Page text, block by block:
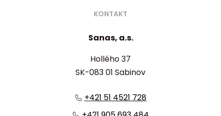
KONTAKT
Sanas, a.s.
Hollého 37
SK-083 01 Sabinov
+421 51 4521 728